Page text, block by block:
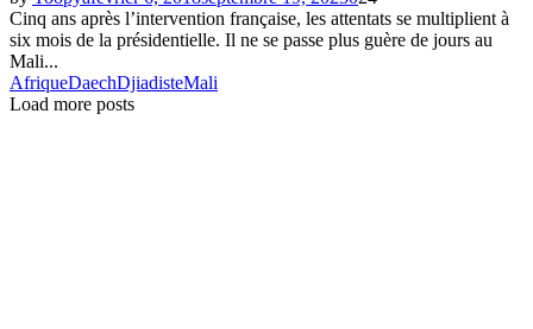
Cinq ans après l’intervention française, les attentats se multiplient à
six mois de la présidentielle. Il ne se passe plus guère de jours au
Mali...
AfriqueDaechDjiadisteMali
Load more posts